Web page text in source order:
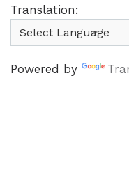
Translation:
Powered by